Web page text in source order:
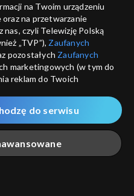
Trzeci punkt widzenia
24.01.2021
Trzeci punkt widzenia
10.01.2021
na Twoim urządzeniu
na przetwarzanie
czyli Telewizję Polską
„TVP”), Zaufanych
pozostałych Zaufanych
marketingowych (w tym do
reklam do Twoich
zgody na udostępnianie
Google.
odwiedzania przez
zwanych dalej
za pomocą
do serwisu